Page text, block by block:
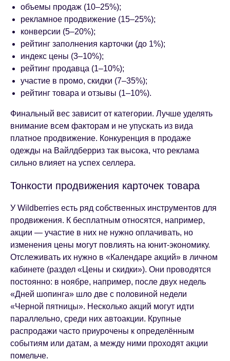
объемы продаж (10–25%);
рекламное продвижение (15–25%);
конверсии (5–20%);
рейтинг заполнения карточки (до 1%);
индекс цены (3–10%);
рейтинг продавца (1–10%);
участие в промо, скидки (7–35%);
рейтинг товара и отзывы (1–10%).
Финальный вес зависит от категории. Лучше уделять
внимание всем факторам и не упускать из вида
платное продвижение. Конкуренция в продаже
одежды на Вайлдберриз так высока, что реклама
сильно влияет на успех селлера.
Тонкости продвижения карточек товара
У Wildberries есть ряд собственных инструментов для
продвижения. К бесплатным относятся, например,
акции — участие в них не нужно оплачивать, но
изменения цены могут повлиять на юнит-экономику.
Отслеживать их нужно в «Календаре акций» в личном
кабинете (раздел «Цены и скидки»). Они проводятся
постоянно: в ноябре, например, после двух недель
«Дней шопинга» шло две с половиной недели
«Черной пятницы». Несколько акций могут идти
параллельно, среди них автоакции. Крупные
распродажи часто приурочены к определённым
событиям или датам, а между ними проходят акции
помельче.